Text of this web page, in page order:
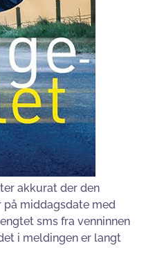
akkurat der den
middagsdate med
sms fra venninnen
i meldingen er langt